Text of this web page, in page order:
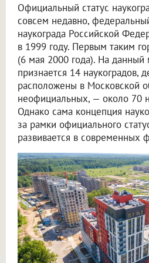
Официальный статус
совсем недавно,
наукограда Российской
в 1999 году. Первым таким
(6 мая 2000 года). На данный
признается 14 наукоградов,
расположены в Московской
неофициальных, — около 70
Однако сама концепция
за рамки официального
развивается в современных